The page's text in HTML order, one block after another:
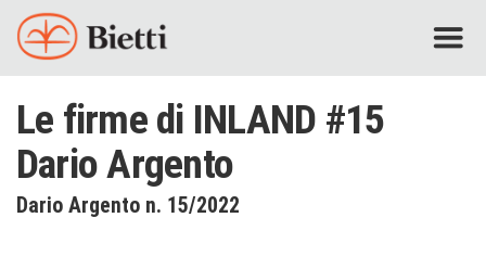
Le firme di INLAND #15
Dario Argento
Dario Argento n. 15/2022